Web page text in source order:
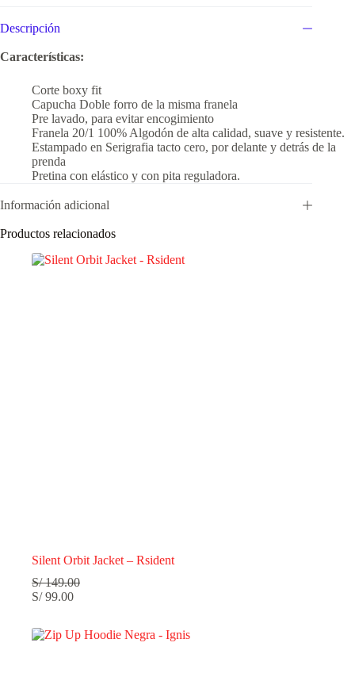
Descripción
Características:
Corte boxy fit
Capucha Doble forro de la misma franela
Pre lavado, para evitar encogimiento
Franela 20/1 100% Algodón de alta calidad, suave y resistente.
Estampado en Serigrafia tacto cero, por delante y detrás de la
prenda
Pretina con elástico y con pita reguladora.
Información adicional
Productos relacionados
Silent Orbit Jacket – Rsident
S/149.00
S/99.00